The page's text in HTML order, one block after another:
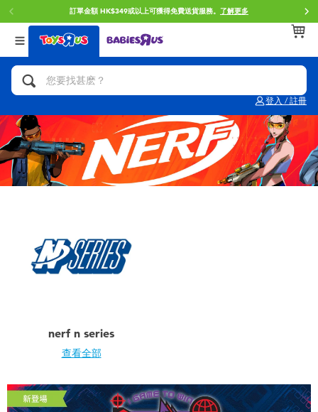
門店自取服務 網上購買並在店內取貨。了解更多
登入 / 註冊
返回
分類目錄
人氣英雄,角色扮演,射擊玩具
單車,滑板車,騎乘車
拼砌組合及樂高LEGO
手工藝,文具,蠟筆,泥膠,畫板
益智學習玩具
返回
品牌
Brunch Brother 早午餐兄弟
Toy Story反斗奇兵
Spider-Man蜘蛛俠
Play-Doh培樂多
LeapFrog跳跳蛙
返回
年齢
0~2歳
3~4歳
5~7歳
12~14歳
nerf n series
查看全部